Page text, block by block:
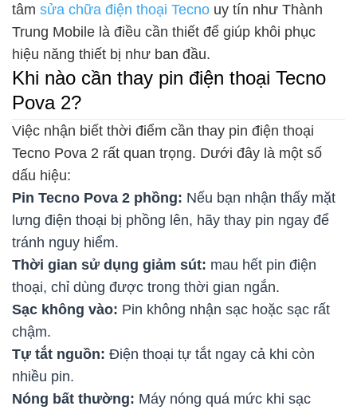
tâm sửa chữa điện thoại Tecno uy tín như Thành
Trung Mobile là điều cần thiết để giúp khôi phục
hiệu năng thiết bị như ban đầu.
Khi nào cần thay pin điện thoại Tecno
Pova 2?
Việc nhận biết thời điểm cần thay pin điện thoại
Tecno Pova 2 rất quan trọng. Dưới đây là một số
dấu hiệu:
Pin Tecno Pova 2 phồng: Nếu bạn nhận thấy mặt
lưng điện thoại bị phồng lên, hãy thay pin ngay để
tránh nguy hiểm.
Thời gian sử dụng giảm sút: mau hết pin điện
thoại, chỉ dùng được trong thời gian ngắn.
Sạc không vào: Pin không nhận sạc hoặc sạc rất
chậm.
Tự tắt nguồn: Điện thoại tự tắt ngay cả khi còn
nhiều pin.
Nóng bất thường: Máy nóng quá mức khi sạc